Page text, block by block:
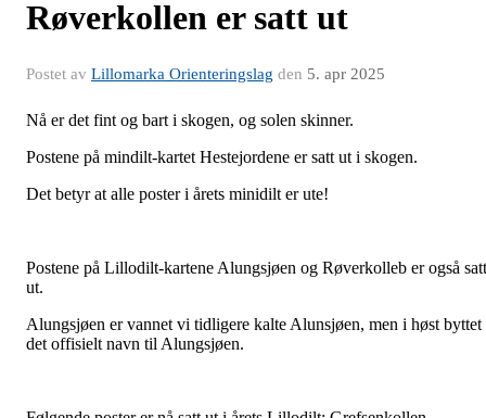
Røverkollen er satt ut
Postet av Lillomarka Orienteringslag den 5. apr 2025
Nå er det fint og bart i skogen, og solen skinner.
Postene på mindilt-kartet Hestejordene er satt ut i skogen.
Det betyr at alle poster i årets minidilt er ute!
Postene på Lillodilt-kartene Alungsjøen og Røverkolleb er også satt
ut.
Alungsjøen er vannet vi tidligere kalte Alunsjøen, men i høst byttet
det offisielt navn til Alungsjøen.